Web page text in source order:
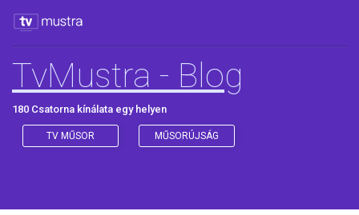
TvMustra - Blog
180 Csatorna kínálata egy helyen
TV MŰSOR MŰSORÚJSÁG